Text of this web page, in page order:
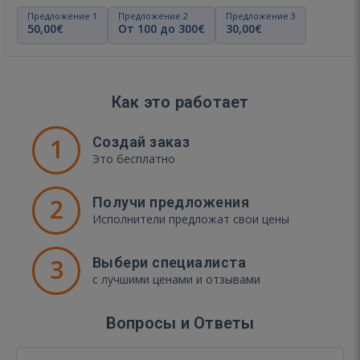
Предложение 1
50,00€
Предложение 2
От 100 до 300€
Предложение 3
30,00€
Как это работает
1 Создай заказ
Это бесплатно
2 Получи предложения
Исполнители предложат свои цены
3 Выбери специалиста
с лучшими ценами и отзывами
Вопросы и Ответы